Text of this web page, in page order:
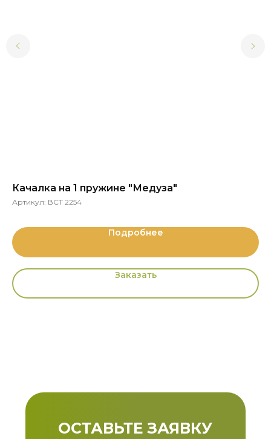
Качалка на 1 пружине "Медуза"
Артикул: ВСТ 2254
Подробнее
Заказать
ОСТАВЬТЕ ЗАЯВКУ